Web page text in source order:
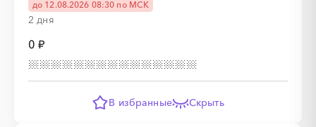
до 12.08.2026 08:30 по МСК
2 дня
0 ₽
В избранные Скрыть
░
░
░
░
░
░░ ░